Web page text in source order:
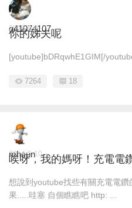
q41074107
2015-8-6
你的姊夫呢
[youtube]bDRqwhE1GIM[/
7264 18
mhsun
2014-5-10
唉呀，我的媽呀！充電電
想說到youtube找些有關充電電
果.....哇塞 自個瞧瞧吧 http: ...